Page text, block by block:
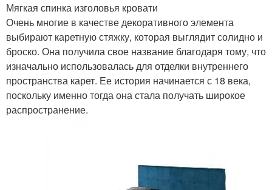
Мягкая спинка изголовья кровати
Очень многие в качестве декоративного элемента
выбирают каретную стяжку, которая выглядит солидно и
броско. Она получила свое название благодаря тому, что
изначально использовалась для отделки внутреннего
пространства карет. Ее история начинается с 18 века,
поскольку именно тогда она стала получать широкое
распространение.